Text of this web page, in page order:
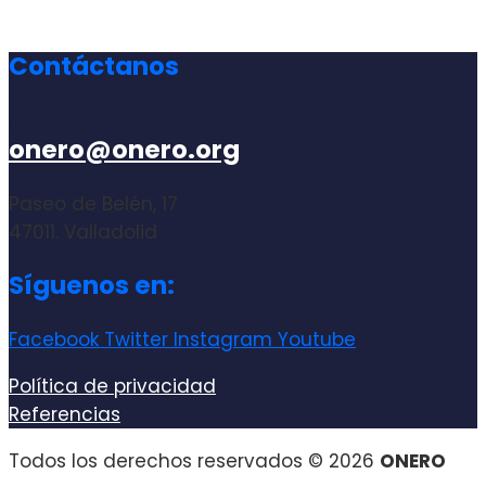
Contáctanos
onero@onero.org
Síguenos en:
Facebook Twitter Instagram Youtube
Política de privacidad
Referencias
Todos los derechos reservados © 2026 ONERO